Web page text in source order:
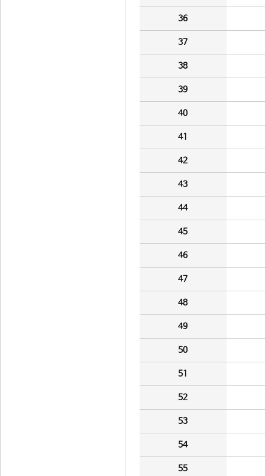
36
37
38
39
40
41
42
43
44
45
46
47
48
49
50
51
52
53
54
55